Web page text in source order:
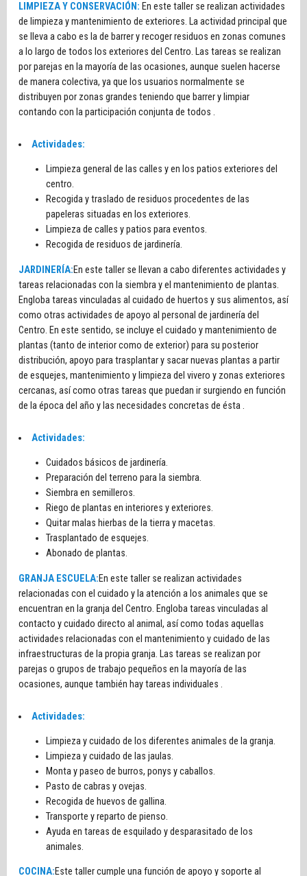
LIMPIEZA Y CONSERVACIÓN: En este taller se realizan actividades
de limpieza y mantenimiento de exteriores. La actividad principal que
se lleva a cabo es la de barrer y recoger residuos en zonas comunes
a lo largo de todos los exteriores del Centro. Las tareas se realizan
por parejas en la mayoría de las ocasiones, aunque suelen hacerse
de manera colectiva, ya que los usuarios normalmente se
distribuyen por zonas grandes teniendo que barrer y limpiar
contando con la participación conjunta de todos .
Actividades:
Limpieza general de las calles y en los patios exteriores del
centro.
Recogida y traslado de residuos procedentes de las
papeleras situadas en los exteriores.
Limpieza de calles y patios para eventos.
Recogida de residuos de jardinería.
JARDINERÍA:En este taller se llevan a cabo diferentes actividades y
tareas relacionadas con la siembra y el mantenimiento de plantas.
Engloba tareas vinculadas al cuidado de huertos y sus alimentos, así
como otras actividades de apoyo al personal de jardinería del
Centro. En este sentido, se incluye el cuidado y mantenimiento de
plantas (tanto de interior como de exterior) para su posterior
distribución, apoyo para trasplantar y sacar nuevas plantas a partir
de esquejes, mantenimiento y limpieza del vivero y zonas exteriores
cercanas, así como otras tareas que puedan ir surgiendo en función
de la época del año y las necesidades concretas de ésta .
Actividades:
Cuidados básicos de jardinería.
Preparación del terreno para la siembra.
Siembra en semilleros.
Riego de plantas en interiores y exteriores.
Quitar malas hierbas de la tierra y macetas.
Trasplantado de esquejes.
Abonado de plantas.
GRANJA ESCUELA:En este taller se realizan actividades
relacionadas con el cuidado y la atención a los animales que se
encuentran en la granja del Centro. Engloba tareas vinculadas al
contacto y cuidado directo al animal, así como todas aquellas
actividades relacionadas con el mantenimiento y cuidado de las
infraestructuras de la propia granja. Las tareas se realizan por
parejas o grupos de trabajo pequeños en la mayoría de las
ocasiones, aunque también hay tareas individuales .
Actividades:
Limpieza y cuidado de los diferentes animales de la granja.
Limpieza y cuidado de las jaulas.
Monta y paseo de burros, ponys y caballos.
Pasto de cabras y ovejas.
Recogida de huevos de gallina.
Transporte y reparto de pienso.
Ayuda en tareas de esquilado y desparasitado de los
animales.
COCINA:Este taller cumple una función de apoyo y soporte al